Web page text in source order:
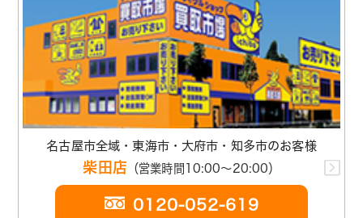
名古屋市全域・東海市・大府市・知多市のお客様
柴田店 （営業時間10:00～20:00）
0120-052-619